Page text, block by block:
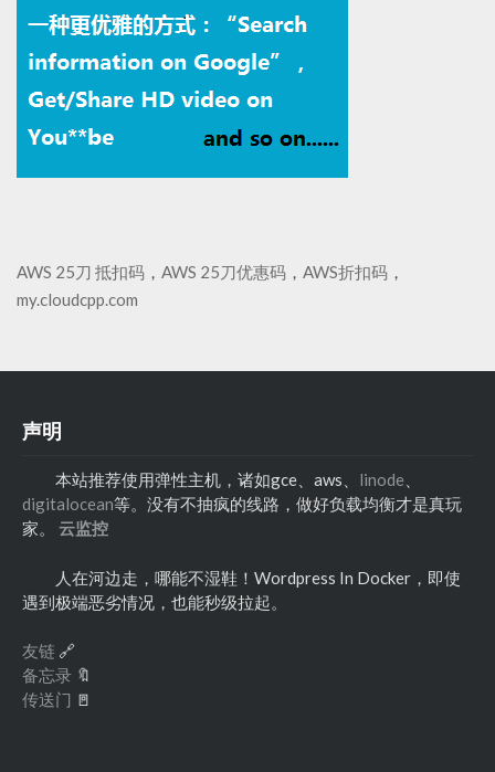
AWS 25刀 抵扣码 ， AWS 25刀优惠码 ， AWS折扣码 ，
my.cloudcpp.com
声明
本站推荐使用弹性主机，诸如gce、aws、 linode
digitalocean等。没有不抽疯的线路，做好负载均衡才是真玩
家。 云监控
人在河边走，哪能不湿鞋！Wordpress In Docker，即使
遇到极端恶劣情况，也能秒级拉起。
友链 🔗
备忘录 🔖
传送门 🚪